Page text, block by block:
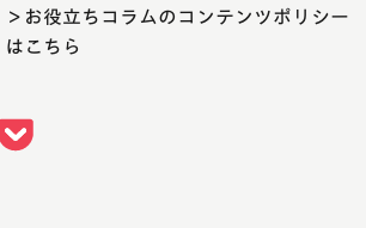
＞お役立ちコラムのコンテンツポリシー
はこちら